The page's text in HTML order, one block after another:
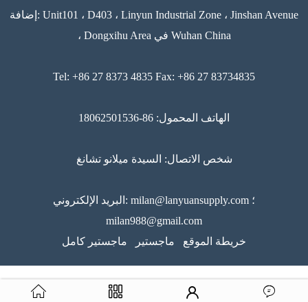
إضافة: Unit101 ، D403 ، Linyun Industrial Zone ، Jinshan Avenue
، Dongxihu Area في Wuhan China
Tel: +86 27 8373 4835 Fax: +86 27 83734835
الهاتف المحمول: 86-18062501536
شخص الاتصال: السيدة ميلانو تشانغ
البريد الإلكتروني: milan@lanyuansupply.com ؛
milan988@gmail.com
خريطة الموقع
ماجستير ماجستير كامل